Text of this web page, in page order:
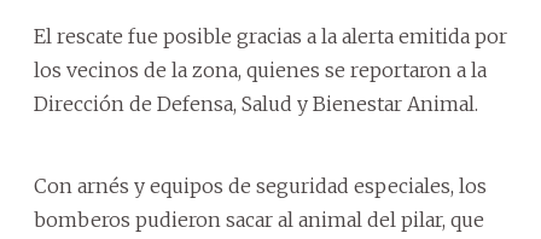
El rescate fue posible gracias a la alerta emitida por
los vecinos de la zona, quienes se reportaron a la
Dirección de Defensa, Salud y Bienestar Animal.
Con arnés y equipos de seguridad especiales, los
bomberos pudieron sacar al animal del pilar, que